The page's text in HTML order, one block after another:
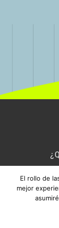
El rollo de
mejor